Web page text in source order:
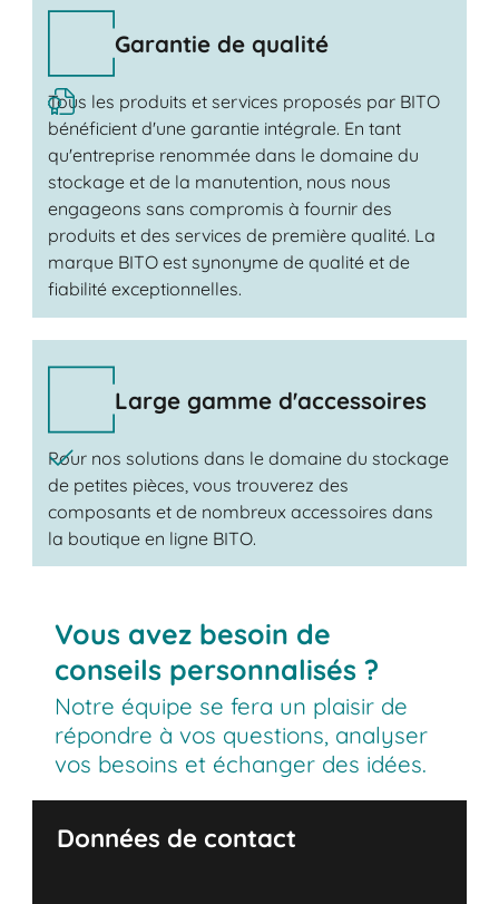
Garantie de qualité
Tous les produits et services proposés par BITO
bénéficient d'une garantie intégrale. En tant
qu'entreprise renommée dans le domaine du
stockage et de la manutention, nous nous
engageons sans compromis à fournir des
produits et des services de première qualité. La
marque BITO est synonyme de qualité et de
fiabilité exceptionnelles.
Large gamme d'accessoires
Pour nos solutions dans le domaine du stockage
de petites pièces, vous trouverez des
composants et de nombreux accessoires dans
la boutique en ligne BITO.
Vous avez besoin de
conseils personnalisés ?
Notre équipe se fera un plaisir de
répondre à vos questions, analyser
vos besoins et échanger des idées.
Données de contact